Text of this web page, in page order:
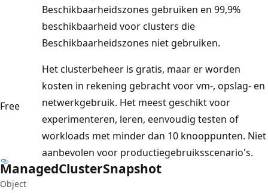
Beschikbaarheidszones gebruiken en 99,9%
beschikbaarheid voor clusters die
Beschikbaarheidszones niet gebruiken.
Free
Het clusterbeheer is gratis, maar er worden
kosten in rekening gebracht voor vm-, opslag- en
netwerkgebruik. Het meest geschikt voor
experimenteren, leren, eenvoudig testen of
workloads met minder dan 10 knooppunten. Niet
aanbevolen voor productiegebruiksscenario's.
ManagedClusterSnapshot
Object